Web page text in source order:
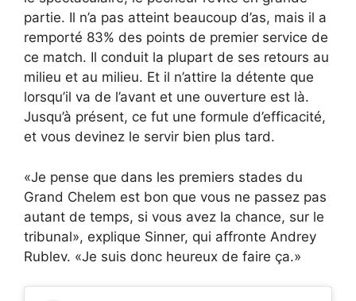
partie. Il n’a pas atteint beaucoup d’as, mais il a
remporté 83% des points de premier service de
ce match. Il conduit la plupart de ses retours au
milieu et au milieu. Et il n’attire la détente que
lorsqu’il va de l’avant et une ouverture est là.
Jusqu’à présent, ce fut une formule d’efficacité,
et vous devinez le servir bien plus tard.
«Je pense que dans les premiers stades du
Grand Chelem est bon que vous ne passez pas
autant de temps, si vous avez la chance, sur le
tribunal», explique Sinner, qui affronte Andrey
Rublev. «Je suis donc heureux de faire ça.»